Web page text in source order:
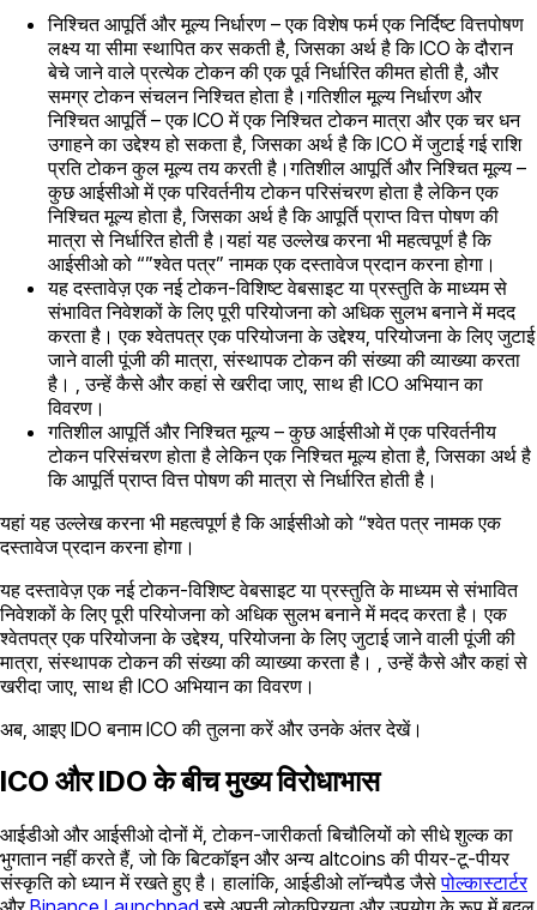
निश्चित आपूर्ति और मूल्य निर्धारण – एक विशेष फर्म एक निर्दिष्ट वित्तपोषण
लक्ष्य या सीमा स्थापित कर सकती है, जिसका अर्थ है कि ICO के दौरान
बेचे जाने वाले प्रत्येक टोकन की एक पूर्व निर्धारित कीमत होती है, और
समग्र टोकन संचलन निश्चित होता है।गतिशील मूल्य निर्धारण और
निश्चित आपूर्ति – एक ICO में एक निश्चित टोकन मात्रा और एक चर धन
उगाहने का उद्देश्य हो सकता है, जिसका अर्थ है कि ICO में जुटाई गई राशि
प्रति टोकन कुल मूल्य तय करती है।गतिशील आपूर्ति और निश्चित मूल्य –
कुछ आईसीओ में एक परिवर्तनीय टोकन परिसंचरण होता है लेकिन एक
निश्चित मूल्य होता है, जिसका अर्थ है कि आपूर्ति प्राप्त वित्त पोषण की
मात्रा से निर्धारित होती है।यहां यह उल्लेख करना भी महत्वपूर्ण है कि
आईसीओ को “”श्वेत पत्र” नामक एक दस्तावेज प्रदान करना होगा।
यह दस्तावेज़ एक नई टोकन-विशिष्ट वेबसाइट या प्रस्तुति के माध्यम से
संभावित निवेशकों के लिए पूरी परियोजना को अधिक सुलभ बनाने में मदद
करता है। एक श्वेतपत्र एक परियोजना के उद्देश्य, परियोजना के लिए जुटाई
जाने वाली पूंजी की मात्रा, संस्थापक टोकन की संख्या की व्याख्या करता
है। , उन्हें कैसे और कहां से खरीदा जाए, साथ ही ICO अभियान का
विवरण।
गतिशील आपूर्ति और निश्चित मूल्य – कुछ आईसीओ में एक परिवर्तनीय
टोकन परिसंचरण होता है लेकिन एक निश्चित मूल्य होता है, जिसका अर्थ है
कि आपूर्ति प्राप्त वित्त पोषण की मात्रा से निर्धारित होती है।
यहां यह उल्लेख करना भी महत्वपूर्ण है कि आईसीओ को “श्वेत पत्र नामक एक
दस्तावेज प्रदान करना होगा।
यह दस्तावेज़ एक नई टोकन-विशिष्ट वेबसाइट या प्रस्तुति के माध्यम से संभावित
निवेशकों के लिए पूरी परियोजना को अधिक सुलभ बनाने में मदद करता है। एक
श्वेतपत्र एक परियोजना के उद्देश्य, परियोजना के लिए जुटाई जाने वाली पूंजी की
मात्रा, संस्थापक टोकन की संख्या की व्याख्या करता है। , उन्हें कैसे और कहां से
खरीदा जाए, साथ ही ICO अभियान का विवरण।
अब, आइए IDO बनाम ICO की तुलना करें और उनके अंतर देखें।
ICO और IDO के बीच मुख्य विरोधाभास
आईडीओ और आईसीओ दोनों में, टोकन-जारीकर्ता बिचौलियों को सीधे शुल्क का
भुगतान नहीं करते हैं, जो कि बिटकॉइन और अन्य altcoins की पीयर-टू-पीयर
संस्कृति को ध्यान में रखते हुए है। हालांकि, आईडीओ लॉन्चपैड जैसेपोल्कास्टार्टर